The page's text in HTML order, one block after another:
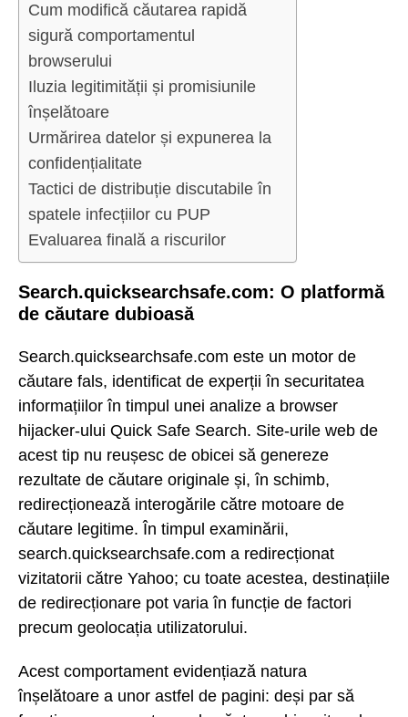
Cum modifică căutarea rapidă
sigură comportamentul
browserului
Iluzia legitimității și promisiunile
înșelătoare
Urmărirea datelor și expunerea la
confidențialitate
Tactici de distribuție discutabile în
spatele infecțiilor cu PUP
Evaluarea finală a riscurilor
Search.quicksearchsafe.com: O platformă
de căutare dubioasă
Search.quicksearchsafe.com este un motor de
căutare fals, identificat de experții în securitatea
informațiilor în timpul unei analize a browser
hijacker-ului Quick Safe Search. Site-urile web de
acest tip nu reușesc de obicei să genereze
rezultate de căutare originale și, în schimb,
redirecționează interogările către motoare de
căutare legitime. În timpul examinării,
search.quicksearchsafe.com a redirecționat
vizitatorii către Yahoo; cu toate acestea, destinațiile
de redirecționare pot varia în funcție de factori
precum geolocația utilizatorului.
Acest comportament evidențiază natura
înșelătoare a unor astfel de pagini: deși par să